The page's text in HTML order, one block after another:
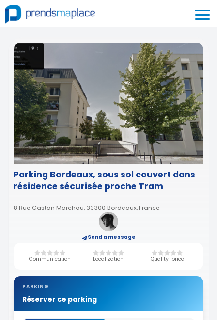
Parking Bordeaux, sous sol couvert dans
résidence sécurisée proche Tram
8 Rue Gaston Marchou, 33300 Bordeaux, France
Send a message
Communication Localization Quality-price
PARKING
Réserver ce parking